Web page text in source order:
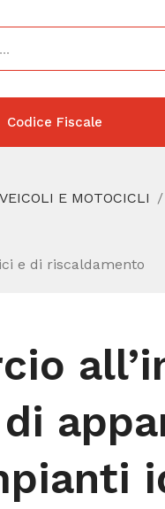
Codice Fiscale
E MOTOCICLI
e di riscaldamento